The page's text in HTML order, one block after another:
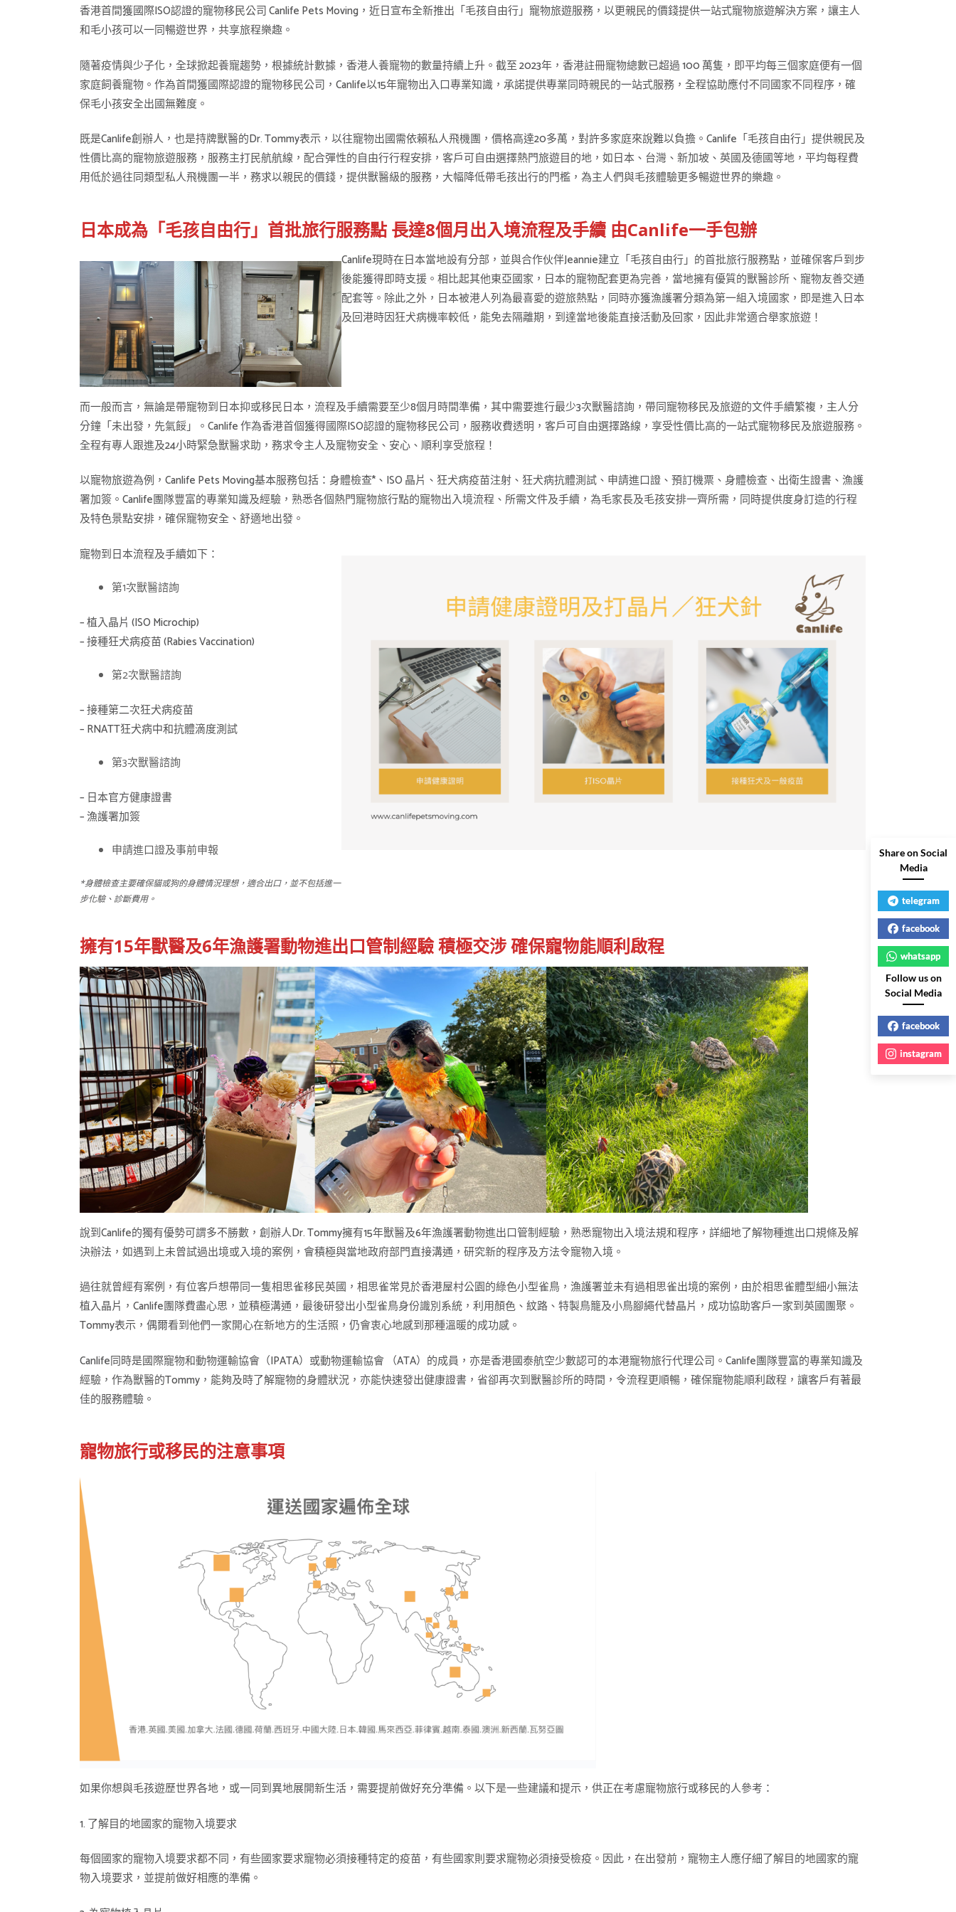
香港首間獲國際ISO認證的寵物移民公司 Canlife Pets Moving，近日宣布全新推出「毛孩自由行」寵物旅遊服務，以更親民的價錢提供一站式寵物旅遊解決方案，讓主人
和毛小孩可以一同暢遊世界，共享旅程樂趣。
隨著疫情與少子化，全球掀起養寵趨勢，根據統計數據，香港人養寵物的數量持續上升。截至 2023年，香港註冊寵物總數已超過 100 萬隻，即平均每三個家庭便有一個
家庭飼養寵物。作為首間獲國際認證的寵物移民公司，Canlife以15年寵物出入口專業知識，承諾提供專業同時親民的一站式服務，全程協助應付不同國家不同程序，確
保毛小孩安全出國無難度。
既是Canlife創辦人，也是持牌獸醫的Dr. Tommy表示，以往寵物出國需依賴私人飛機團，價格高達20多萬，對許多家庭來說難以負擔。Canlife「毛孩自由行」提供親民及
性價比高的寵物旅遊服務，服務主打民航航線，配合彈性的自由行行程安排，客戶可自由選擇熱門旅遊目的地，如日本、台灣、新加坡、英國及德國等地，平均每程費
用低於過往同類型私人飛機團一半，務求以親民的價錢，提供獸醫級的服務，大幅降低帶毛孩出行的門檻，為主人們與毛孩體驗更多暢遊世界的樂趣。
日本成為「毛孩自由行」首批旅行服務點 長達8個月出入境流程及手續 由Canlife一手包辦
Canlife現時在日本當地設有分部，並與合作伙伴Jeannie建立「毛孩自由行」的首批旅行服務點，並確保客戶到步
後能獲得即時支援。相比起其他東亞國家，日本的寵物配套更為完善，當地擁有優質的獸醫診所、寵物友善交通
配套等。除此之外，日本被港人列為最喜愛的遊旅熱點，同時亦獲漁護署分類為第一組入境國家，即是進入日本
及回港時因狂犬病機率較低，能免去隔離期，到達當地後能直接活動及回家，因此非常適合舉家旅遊！
而一般而言，無論是帶寵物到日本抑或移民日本，流程及手續需要至少8個月時間準備，其中需要進行最少3次獸醫諮詢，帶同寵物移民及旅遊的文件手續繁複，主人分
分鐘「未出發，先氣餒」。Canlife 作為香港首個獲得國際ISO認證的寵物移民公司，服務收費透明，客戶可自由選擇路線，享受性價比高的一站式寵物移民及旅遊服務。
全程有專人跟進及24小時緊急獸醫求助，務求令主人及寵物安全、安心、順利享受旅程！
以寵物旅遊為例，Canlife Pets Moving基本服務包括：身體檢查*、ISO 晶片、狂犬病疫苗注射、狂犬病抗體測試、申請進口證、預訂機票、身體檢查、出衛生證書、漁護
署加簽。Canlife團隊豐富的專業知識及經驗，熟悉各個熱門寵物旅行點的寵物出入境流程、所需文件及手續，為毛家長及毛孩安排一齊所需，同時提供度身訂造的行程
及特色景點安排，確保寵物安全、舒適地出發。
寵物到日本流程及手續如下：
第1次獸醫諮詢
– 植入晶片 (ISO Microchip)
– 接種狂犬病疫苗 (Rabies Vaccination)
第2次獸醫諮詢
– 接種第二次狂犬病疫苗
– RNATT狂犬病中和抗體滴度測試
第3次獸醫諮詢
– 日本官方健康證書
– 漁護署加簽
申請進口證及事前申報
*身體檢查主要確保貓或狗的身體情況理想，適合出口，並不包括進一
步化驗、診斷費用。
擁有15年獸醫及6年漁護署動物進出口管制經驗 積極交涉 確保寵物能順利啟程
說到Canlife的獨有優勢可謂多不勝數，創辦人Dr. Tommy擁有15年獸醫及6年漁護署動物進出口管制經驗，熟悉寵物出入境法規和程序，詳細地了解物種進出口規條及解
決辦法，如遇到上未曾試過出境或入境的案例，會積極與當地政府部門直接溝通，研究新的程序及方法令寵物入境。
過往就曾經有案例，有位客戶想帶同一隻相思雀移民英國，相思雀常見於香港屋村公園的綠色小型雀鳥，漁護署並未有過相思雀出境的案例，由於相思雀體型細小無法
植入晶片，Canlife團隊費盡心思，並積極溝通，最後研發出小型雀鳥身份識別系統，利用顏色、紋路、特製鳥籠及小鳥腳繩代替晶片，成功協助客戶一家到英國團聚。
Tommy表示，偶爾看到他們一家開心在新地方的生活照，仍會衷心地感到那種溫暖的成功感。
Canlife同時是國際寵物和動物運輸協會（IPATA）或動物運輸協會 （ATA）的成員，亦是香港國泰航空少數認可的本港寵物旅行代理公司。Canlife團隊豐富的專業知識及
經驗，作為獸醫的Tommy，能夠及時了解寵物的身體狀況，亦能快速發出健康證書，省卻再次到獸醫診所的時間，令流程更順暢，確保寵物能順利啟程，讓客戶有著最
佳的服務體驗。
寵物旅行或移民的注意事項
如果你想與毛孩遊歷世界各地，或一同到異地展開新生活，需要提前做好充分準備。以下是一些建議和提示，供正在考慮寵物旅行或移民的人參考：
1. 了解目的地國家的寵物入境要求
每個國家的寵物入境要求都不同，有些國家要求寵物必須接種特定的疫苗，有些國家則要求寵物必須接受檢疫。因此，在出發前，寵物主人應仔細了解目的地國家的寵
物入境要求，並提前做好相應的準備。
Share on Social
Media
telegram
facebook
whatsapp
Follow us on
Social Media
facebook
instagram